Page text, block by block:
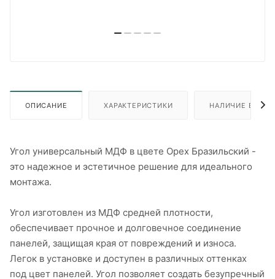
ОПИСАНИЕ ХАРАКТЕРИСТИКИ НАЛИЧИЕ В
Угол универсальный МДФ в цвете Орех Бразильский -
это надежное и эстетичное решение для идеального
монтажа.
Угол изготовлен из МДФ средней плотности,
обеспечивает прочное и долговечное соединение
панелей, защищая края от повреждений и износа.
Легок в установке и доступен в различных оттенках
под цвет панелей. Угол позволяет создать безупречный